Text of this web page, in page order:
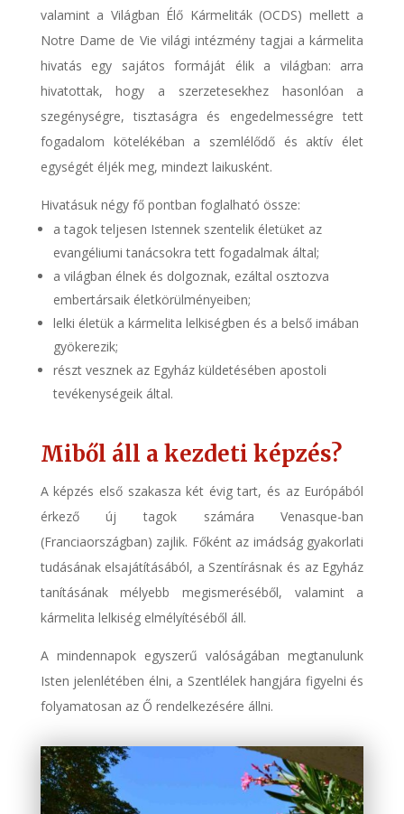
valamint a Világban Élő Kármeliták (OCDS) mellett a
Notre Dame de Vie világi intézmény tagjai akármelita
hivatás egy sajátos formáját élik a világban: arra
hivatottak, hogy a szerzetesekhez hasonlóan a
szegénységre, tisztaságra és engedelmességre tett
fogadalom kötelékéban a szemlélődő és aktív élet
egységét éljék meg, mindezt laikusként.
Hivatásuk négy fő pontban foglalható össze:
a tagok teljesen Istennek szentelik életüket az
evangéliumi tanácsokra tett fogadalmak által;
a világban élnek és dolgoznak, ezáltal osztozva
embertársaik életkörülményeiben;
lelki életük a kármelita lelkiségben és a belső imában
gyökerezik;
részt vesznek az Egyház küldetésében apostoli
tevékenységeik által.
Miből áll a kezdeti képzés?
A képzés első szakasza két évig tart, és az Európából
érkező új tagok számára Venasque-ban
(Franciaországban) zajlik. Főként az imádság gyakorlati
tudásának elsajátításából, a Szentírásnak és az Egyház
tanításának mélyebb megismeréséből, valamint a
kármelita lelkiség elmélyítéséből áll.
A mindennapok egyszerű valóságában megtanulunk
Isten jelenlétében élni, a Szentlélek hangjára figyelni és
folyamatosan az Ő rendelkezésére állni.